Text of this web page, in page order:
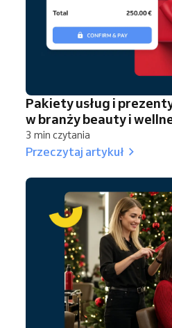
Pakiety usług i
w branży beauty i
3 min czytania
Przeczytaj artykuł